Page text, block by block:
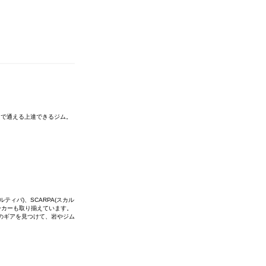
通える上達できるジム。
ティバ)、SCARPA(スカル
ーも取り揃えています。
ギアを見つけて、岩やジム